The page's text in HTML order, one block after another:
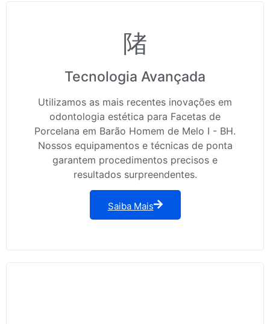
Tecnologia Avançada
Utilizamos as mais recentes inovações em
odontologia estética para Facetas de
Porcelana em Barão Homem de Melo I - BH.
Nossos equipamentos e técnicas de ponta
garantem procedimentos precisos e
resultados surpreendentes.
Saiba Mais